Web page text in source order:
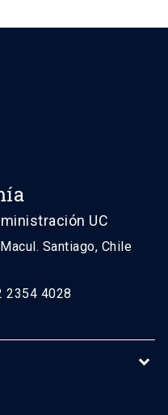
UC
Santiago, Chile
2354 4028